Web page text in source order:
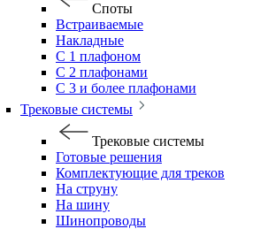
Споты
Встраиваемые
Накладные
С 1 плафоном
С 2 плафонами
С 3 и более плафонами
Трековые системы
Трековые системы
Готовые решения
Комплектующие для треков
На струну
На шину
Шинопроводы